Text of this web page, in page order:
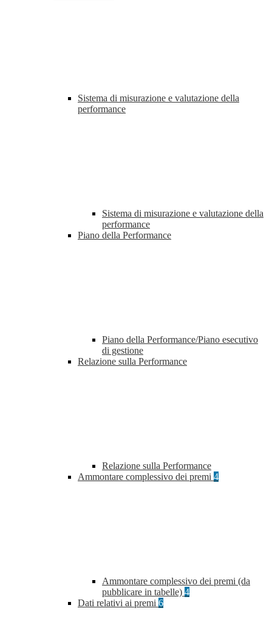
Sistema di misurazione e valutazione della
performance
Sistema di misurazione e valutazione della
performance
Piano della Performance
Piano della Performance/Piano esecutivo
di gestione
Relazione sulla Performance
Relazione sulla Performance
Ammontare complessivo dei premi 4
Ammontare complessivo dei premi (da
pubblicare in tabelle) 4
Dati relativi ai premi 6